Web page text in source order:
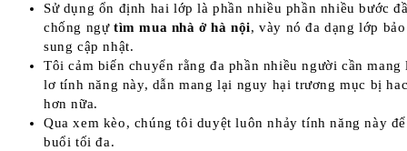
Sử dụng ổn định hai lớp là phần nhiều phần nhiều bước
chống ngự tìm mua nhà ở hà nội, vày nó đa dạng lớp
sung cập nhật.
Tôi cảm biến chuyển rằng đa phần nhiều người cần
lơ tính năng này, dẫn mang lại nguy hại trương mục bị
hơn nữa.
Qua xem kèo, chúng tôi duyệt luôn nhảy tính năng này
buổi tối đa.